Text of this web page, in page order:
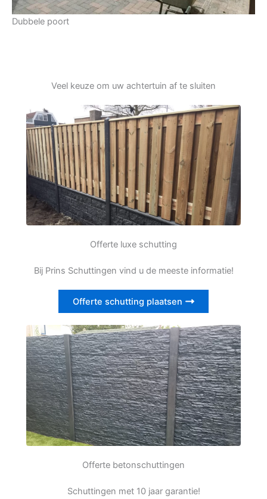
Dubbele poort
Veel keuze om uw achtertuin af te sluiten
Offerte luxe schutting
Bij Prins Schuttingen vind u de meeste informatie!
Offerte schutting plaatsen
Offerte betonschuttingen
Schuttingen met 10 jaar garantie!